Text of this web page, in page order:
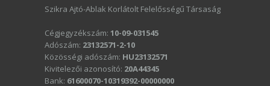
Szikra Ajtó-Ablak Korlátolt Felelősségű Társaság
Cégjegyzékszám: 10-09-031545
Adószám: 23132571-2-10
Közösségi adószám: HU23132571
Kivitelezői azonosító: 20A44345
Bank: 61600070-10319392-00000000